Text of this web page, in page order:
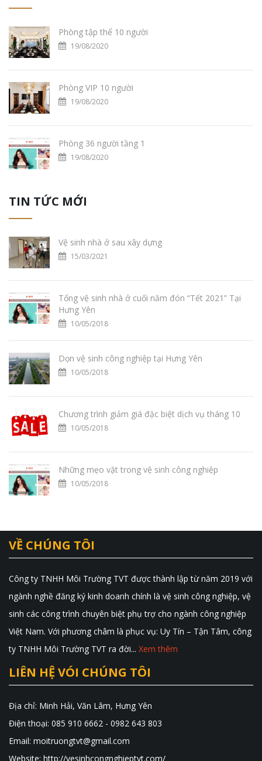
Phòng tập thể 10 người
19/08/2020
Phòng VIP 10 người
19/08/2020
Phòng 36 người tầng 1
19/08/2020
TIN TỨC MỚI
Vệ sinh nhà ở sau xây dựng
15/03/2021
Tổng vệ sinh nhà ở cuối năm đón “Tết 2021” Tại
Hưng Yên
10/05/2018
Dọn vệ sinh công nghiệp tại Hưng Yên
10/05/2018
Chương trình giảm giá đặc biệt dịch vụ tháng 10
10/05/2018
Những mẹo vặt trong vệ sinh công nghiệp
10/05/2018
VỀ CHÚNG TÔI
Công ty TNHH Môi Trường TVT được thành lập từ năm 2019 với
ngành nghề đăng ký kinh doanh chính là vệ sinh công nghiệp, vệ
sinh các công trình chuyên biệt phụ trợ cho ngành công nghiệp
Việt Nam. Với phương châm là phục vụ: Uy Tín – Tận Tâm, công
ty TNHH Môi Trường TVT ra đời... Xem thêm
LIÊN HỆ VÓI CHÚNG TÔI
Địa chỉ: Minh Hải, Văn Lâm, Hưng Yên
Điện thoại: 085 910 6662 - 0982 643 803
Email: moitruongtvt@gmail.com
Website: http://vesinhcongnghieptvt.com/